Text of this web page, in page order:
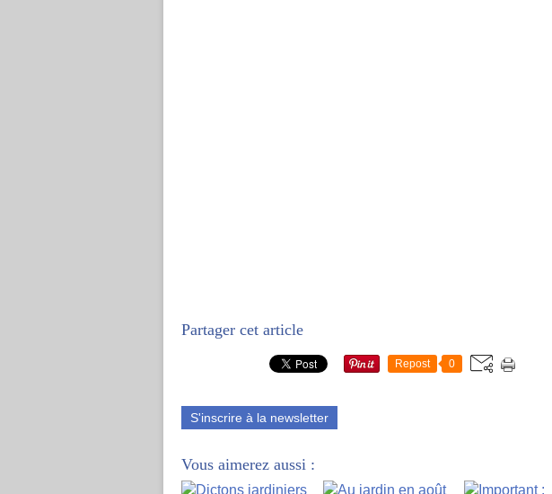
Partager cet article
Repost 0
S'inscrire à la newsletter
Vous aimerez aussi :